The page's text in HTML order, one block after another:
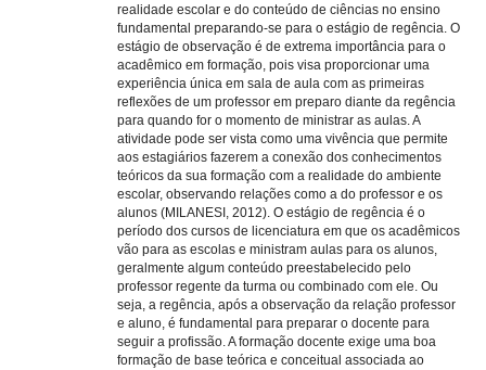
realidade escolar e do conteúdo de ciências no ensino
fundamental preparando-se para o estágio de regência. O
estágio de observação é de extrema importância para o
acadêmico em formação, pois visa proporcionar uma
experiência única em sala de aula com as primeiras
reflexões de um professor em preparo diante da regência
para quando for o momento de ministrar as aulas. A
atividade pode ser vista como uma vivência que permite
aos estagiários fazerem a conexão dos conhecimentos
teóricos da sua formação com a realidade do ambiente
escolar, observando relações como a do professor e os
alunos (MILANESI, 2012). O estágio de regência é o
período dos cursos de licenciatura em que os acadêmicos
vão para as escolas e ministram aulas para os alunos,
geralmente algum conteúdo preestabelecido pelo
professor regente da turma ou combinado com ele. Ou
seja, a regência, após a observação da relação professor
e aluno, é fundamental para preparar o docente para
seguir a profissão. A formação docente exige uma boa
formação de base teórica e conceitual associada ao